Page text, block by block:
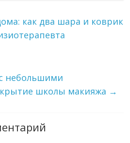
как два шара и коврик
небольшими
школы макияжа →